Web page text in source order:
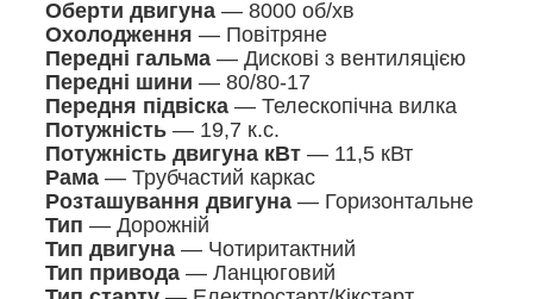
Оберти двигуна — 8000 об/хв
Охолодження — Повітряне
Передні гальма — Дискові з вентиляцією
Передні шини — 80/80-17
Передня підвіска — Телескопічна вилка
Потужність — 19,7 к.с.
Потужність двигуна кВт — 11,5 кВт
Рама — Трубчастий каркас
Розташування двигуна — Горизонтальне
Тип — Дорожній
Тип двигуна — Чотиритактний
Тип привода — Ланцюговий